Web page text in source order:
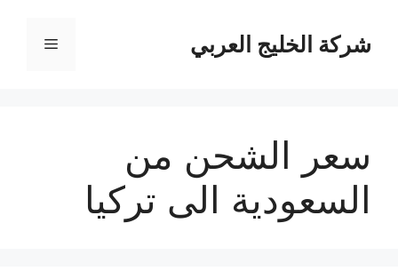
المحتوىشركة الخليج العربي القائمة
سعر الشحن من
السعودية الى تركيا